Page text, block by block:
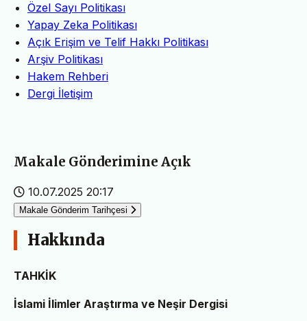
Özel Sayı Politikası
Yapay Zeka Politikası
Açık Erişim ve Telif Hakkı Politikası
Arşiv Politikası
Hakem Rehberi
Dergi İletişim
Makale Gönderimine Açık
10.07.2025 20:17
Makale Gönderim Tarihçesi
Hakkında
TAHKİK
İslami İlimler Araştırma ve Neşir Dergisi